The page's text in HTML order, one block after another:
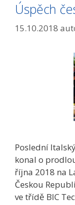
Úspěch
15.10.2018
Poslední
konal o
října 2018 na
Českou
ve třídě BIC